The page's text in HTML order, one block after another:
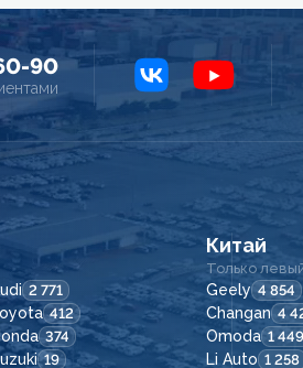
90
2 771
412
374
19
Китай
Только
Geely 4 854
Changan 4
Omoda 1 449
Li Auto 1 258